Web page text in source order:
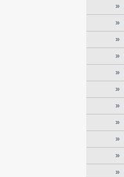
»
»
»
»
»
»
»
»
»
»
»